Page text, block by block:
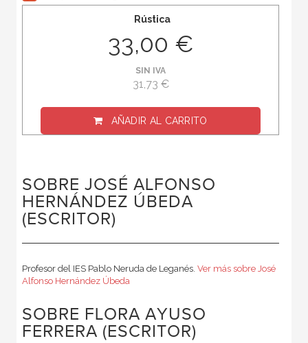
Rústica
33,00 €
SIN IVA
31,73 €
AÑADIR AL CARRITO
SOBRE JOSÉ ALFONSO
HERNÁNDEZ ÚBEDA
(ESCRITOR)
Profesor del IES Pablo Neruda de Leganés. Ver más sobre José
Alfonso Hernández Úbeda
SOBRE FLORA AYUSO
FERRERA (ESCRITOR)